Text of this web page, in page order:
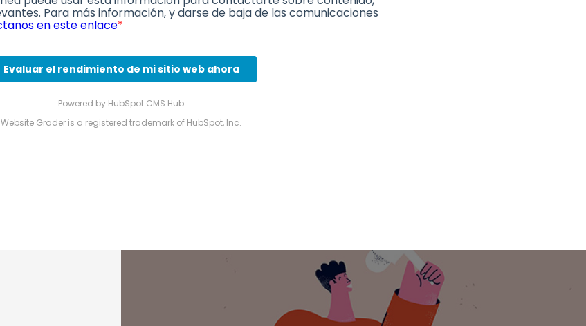
Powered by HubSpot CMS Hub
Website Grader is a registered trademark of HubSpot, Inc.